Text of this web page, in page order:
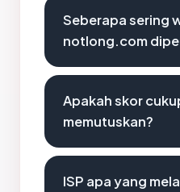
Seberapa sering
notlong.com
Apakah skor
memutuskan?
ISP apa yang